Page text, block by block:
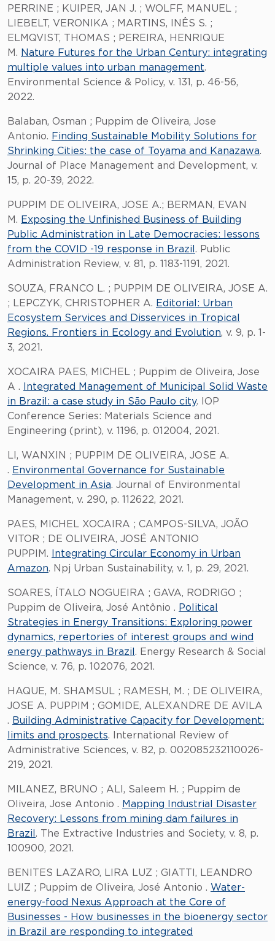
PERRINE ; KUIPER, JAN J. ; WOLFF, MANUEL ;
LIEBELT, VERONIKA ; MARTINS, INÊS S. ;
ELMQVIST, THOMAS ; PEREIRA, HENRIQUE
M. Nature Futures for the Urban Century: integrating
multiple values into urban management.
Environmental Science & Policy, v. 131, p. 46-56,
2022.
Balaban, Osman ; Puppim de Oliveira, Jose
Antonio. Finding Sustainable Mobility Solutions for
Shrinking Cities: the case of Toyama and Kanazawa.
Journal of Place Management and Development, v.
15, p. 20-39, 2022.
PUPPIM DE OLIVEIRA, JOSE A.; BERMAN, EVAN
M. Exposing the Unfinished Business of Building
Public Administration in Late Democracies: lessons
from the COVID -19 response in Brazil . Public
Administration Review, v. 81, p. 1183-1191, 2021.
SOUZA, FRANCO L. ; PUPPIM DE OLIVEIRA, JOSE A.
; LEPCZYK, CHRISTOPHER A. Editorial: Urban
Ecosystem Services and Disservices in Tropical
Regions. Frontiers in Ecology and Evolution, v. 9, p. 1-
3, 2021.
XOCAIRA PAES, MICHEL ; Puppim de Oliveira, Jose
A .
Integrated Management of Municipal Solid Waste
in Brazil: a case study in São Paulo city. IOP
Conference Series: Materials Science and
Engineering (print), v. 1196, p. 012004, 2021.
LI, WANXIN ; PUPPIM DE OLIVEIRA, JOSE A.
. Environmental Governance for Sustainable
Development in Asia. Journal of Environmental
Management, v. 290, p. 112622, 2021.
PAES, MICHEL XOCAIRA ; CAMPOS-SILVA, JOÃO
VITOR ; DE OLIVEIRA, JOSÉ ANTONIO
PUPPIM.
Integrating Circular Economy in Urban
Amazon. Npj Urban Sustainability, v. 1, p. 29, 2021.
SOARES, ÍTALO NOGUEIRA ; GAVA, RODRIGO ;
Puppim de Oliveira, José Antônio . Political
Strategies in Energy Transitions: Exploring power
dynamics, repertories of interest groups and wind
energy pathways in Brazil . Energy Research & Social
Science, v. 76, p. 102076, 2021.
HAQUE, M. SHAMSUL ; RAMESH, M. ; DE OLIVEIRA,
JOSE A. PUPPIM ; GOMIDE, ALEXANDRE DE AVILA
. Building Administrative Capacity for Development:
limits and prospects. International Review of
Administrative Sciences, v. 82, p. 002085232110026-
219, 2021.
MILANEZ, BRUNO ; ALI, Saleem H. ; Puppim de
Oliveira, Jose Antonio . Mapping Industrial Disaster
Recovery: Lessons from mining dam failures in
Brazil . The Extractive Industries and Society, v. 8, p.
100900, 2021.
BENITES LAZARO, LIRA LUZ ; GIATTI, LEANDRO
LUIZ ; Puppim de Oliveira, José Antonio . Water-
energy-food Nexus Approach at the Core of
Businesses - How businesses in the bioenergy sector
in Brazil are responding to integrated